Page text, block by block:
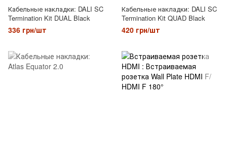
Кабельные накладки: DALI SC
Termination Kit DUAL Black
336 грн/шт
Кабельные накладки: DALI SC
Termination Kit QUAD Black
420 грн/шт